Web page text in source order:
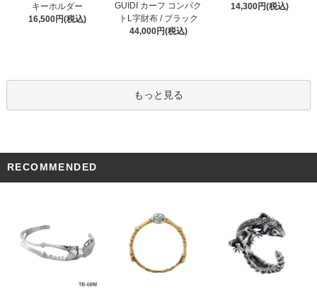
キーホルダー
16,500円(税込)
GUIDI カーフ コンパク
トL字財布 / ブラック
44,000円(税込)
14,300円(税込)
もっと見る
RECOMMENDED